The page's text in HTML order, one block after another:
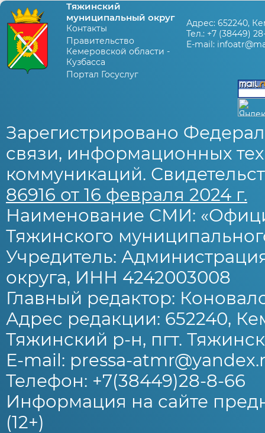
Тяжинский
муниципальный округ
Контакты
Правительство
Кемеровской области -
Кузбасса
Портал Госуслуг
Адрес: 652240,
Тел.: +7 (38449)
E-mail:
Зарегистрировано
связи, информационных
коммуникаций.
86916 от 16 февраля 2024 г.
Наименование СМИ:
Тяжинского
Учредитель:
округа, ИНН 4242003008
Главный редактор:
Адрес редакции: 652240,
Тяжинский р-н, пгт.
E-mail: pressa-
Телефон: +7(38449)28-8-66
Информация на сайте
(12+)